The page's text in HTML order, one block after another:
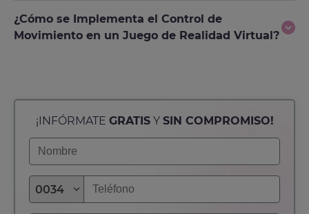
¿Cómo se Implementa el Control de
Movimiento en un Juego de Realidad Virtual?
¡INFÓRMATE GRATISY SIN COMPROMISO!
0034